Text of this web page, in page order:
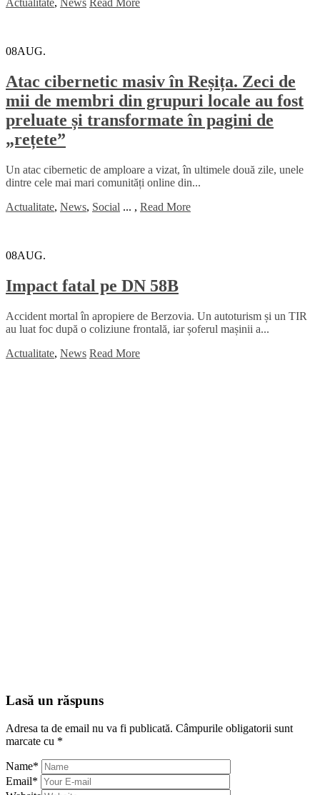
Actualitate, News Read More
08AUG.
Atac cibernetic masiv în Reșița. Zeci de
mii de membri din grupuri locale au fost
preluate și transformate în pagini de
„rețete”
Un atac cibernetic de amploare a vizat, în ultimele două zile, unele
dintre cele mai mari comunități online din...
Actualitate, News, Social ... , Read More
08AUG.
Impact fatal pe DN 58B
Accident mortal în apropiere de Berzovia. Un autoturism și un TIR
au luat foc după o coliziune frontală, iar șoferul mașinii a...
Actualitate, News Read More
Lasă un răspuns
Adresa ta de email nu va fi publicată. Câmpurile obligatorii sunt
marcate cu *
Name*
Email*